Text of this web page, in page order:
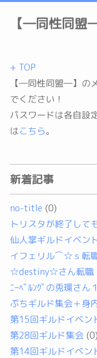
【―同性同盟
+ TOP
【―同性同盟―】の
でください！
パスワードは各自設
はこちら。
新着記事
no-title (0)
トリスタが終了して
仙人掌ギルドイベン
イフェリル⌒☆ｓ転
☆destiny☆さん転職
ﾆｰﾍﾞﾙﾝｸﾞの兎環さん
ぷちギルド集会＋身
第15回ギルドイベン
第28回ギルド集会 (0)
第14回ギルドイベン